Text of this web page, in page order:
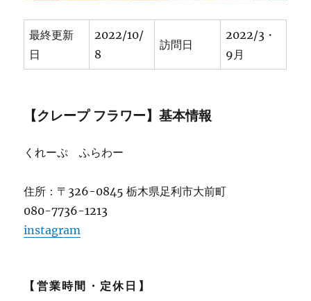
最終更新
日
2022/10/
8
訪問日
2022/3・
9月
【クレープ フラワー】基本情報
くれーぷ ふらわー
住所：〒326-0845 栃木県足利市大前町
080-7736-1213
instagram
【営業時間・定休日】